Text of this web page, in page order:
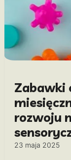
Zabawki
rozwoju
23 maja 2025